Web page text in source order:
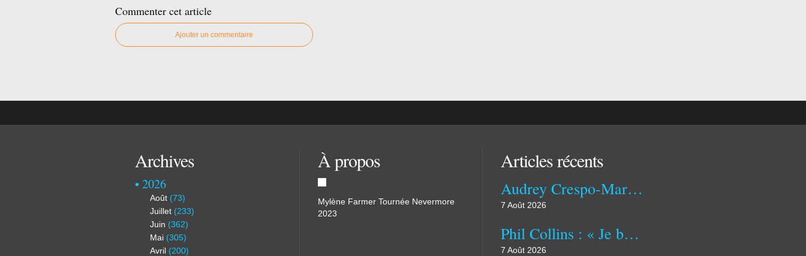
Commenter cet article
Ajouter un commentaire
Archives
2026
Août (73)
Juillet (233)
Juin (362)
Mai (305)
Avril (200)
À propos
Mylène Farmer Tournée Nevermore
2023
Articles récents
Audrey Crespo-Mara recalée par Zinédine Zidane, Jean-Jacques Goldman et Mylène Farmer ! “Je piétine un peu”
7 Août 2026
Phil Collins : « Je buvais du vin au réveil. En 2024, j'étais au bord de la mort ; mes enfants ont été appelés à mon chevet »
7 Août 2026